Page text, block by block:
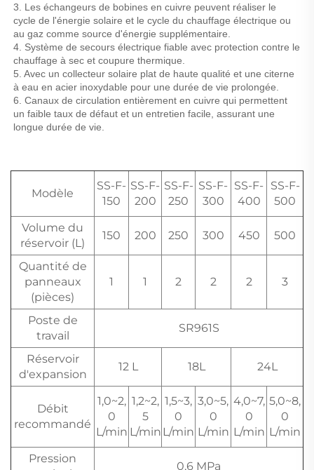
3. Les échangeurs de bobines en cuivre peuvent réaliser le
cycle de l'énergie solaire et le cycle du chauffage électrique ou
au gaz comme source d'énergie supplémentaire.
4. Système de secours électrique fiable avec protection contre le
chauffage à sec et coupure thermique.
5. Avec un collecteur solaire plat de haute qualité et une citerne
à eau en acier inoxydable pour une durée de vie prolongée.
6. Canaux de circulation entièrement en cuivre qui permettent
un faible taux de défaut et un entretien facile, assurant une
longue durée de vie.
Modèle
SS-F-
150
SS-F-
200
SS-F-
250
SS-F-
300
SS-F-
400
SS-F-
500
Volume du
réservoir (L)
150 200 250 300 450 500
Quantité de
panneaux
(pièces)
1 1 2 2 2 3
Poste de
travail
SR961S
Réservoir
d'expansion
12 L 18L 24L
Débit
recommandé
1,0~2,
0
L/min
1,2~2,
5
L/min
1,5~3,
0
L/min
3,0~5,
0
L/min
4,0~7,
0
L/min
5,0~8,
0
L/min
Pression
0,6 MPa